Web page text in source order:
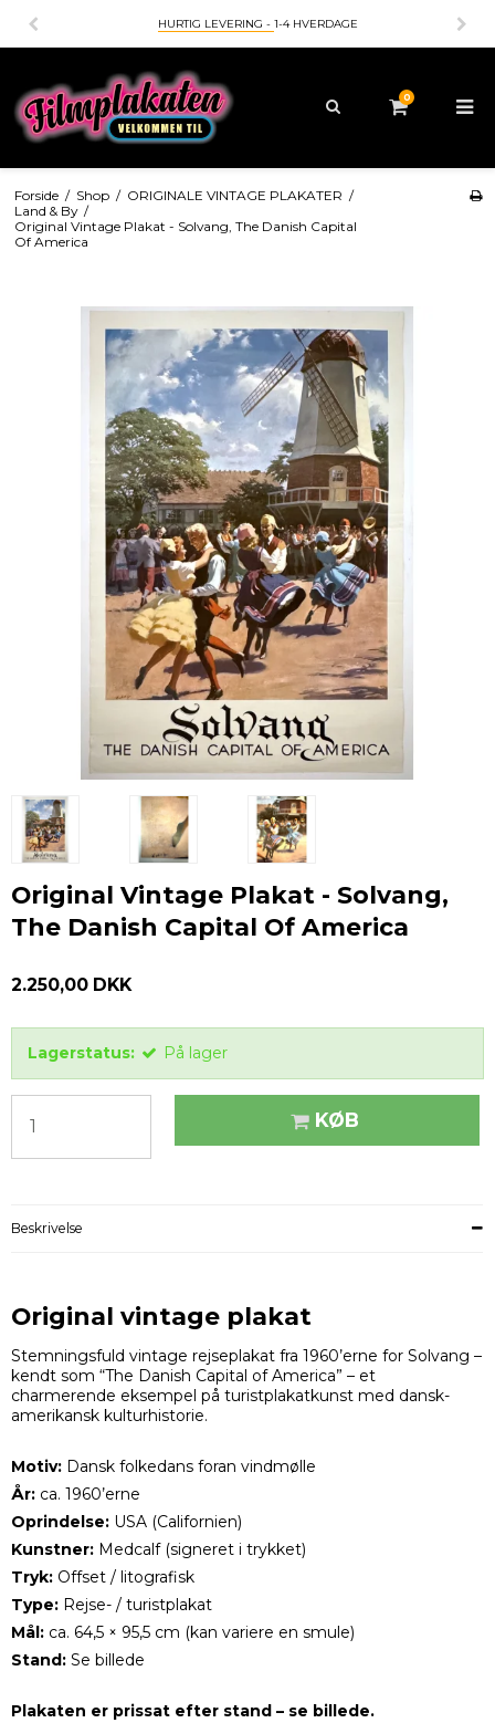
HURTIG LEVERING - 1-4 HVERDAGE
0
Forside / Shop / ORIGINALE VINTAGE PLAKATER /
Land & By /
Original Vintage Plakat - Solvang, The Danish Capital
Of America
Original Vintage Plakat - Solvang,
The Danish Capital Of America
2.250,00 DKK
Lagerstatus: På lager
KØB
Beskrivelse
Original vintage plakat
Stemningsfuld vintage rejseplakat fra 1960’erne for Solvang –
kendt som “The Danish Capital of America” – et
charmerende eksempel på turistplakatkunst med dansk-
amerikansk kulturhistorie.
Motiv: Dansk folkedans foran vindmølle
År: ca. 1960’erne
Oprindelse: USA (Californien)
Kunstner: Medcalf (signeret i trykket)
Tryk: Offset / litografisk
Type: Rejse- / turistplakat
Mål: ca. 64,5 × 95,5 cm (kan variere en smule)
Stand: Se billede
Plakaten er prissat efter stand – se billede.